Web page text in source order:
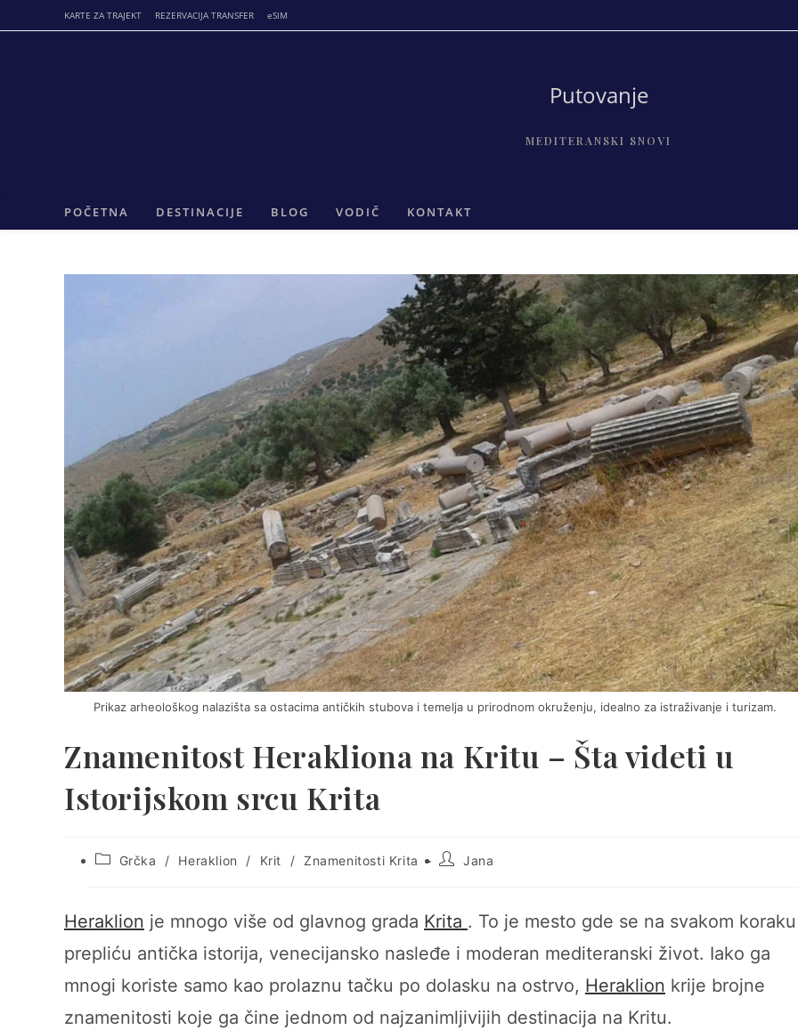
to
KARTE ZA TRAJEKT REZERVACIJA TRANSFER eSIM
Putovanje
MEDITERANSKI SNOVI
POČETNA DESTINACIJE BLOG VODIČ KONTAKT
Prikaz arheološkog nalazišta sa ostacima antičkih stubova i temelja u prirodnom okruženju, idealno za istraživanje i turizam.
Znamenitost Herakliona na Kritu – Šta videti u
Istorijskom srcu Krita
PostGrčka / Heraklion / Krit / Znamenitosti Krita
Post Jana
Heraklion je mnogo više od glavnog grada Krita . To je mesto gde se na svakom koraku
prepliću antička istorija, venecijansko nasleđe i moderan mediteranski život. Iako ga
mnogi koriste samo kao prolaznu tačku po dolasku na ostrvo, Heraklion krije brojne
znamenitosti koje ga čine jednom od najzanimljivijih destinacija na Kritu.